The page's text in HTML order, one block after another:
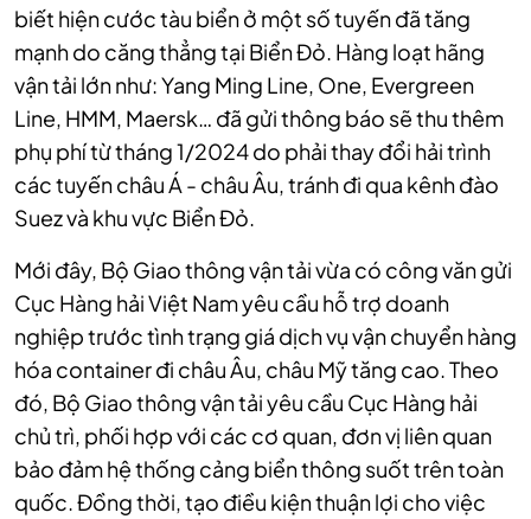
biết hiện cước tàu biển ở một số tuyến đã tăng
mạnh do căng thẳng tại Biển Đỏ. Hàng loạt hãng
vận tải lớn như: Yang Ming Line, One, Evergreen
Line, HMM, Maersk… đã gửi thông báo sẽ thu thêm
phụ phí từ tháng 1/2024 do phải thay đổi hải trình
các tuyến châu Á - châu Âu, tránh đi qua kênh đào
Suez và khu vực Biển Đỏ.
Mới đây, Bộ Giao thông vận tải vừa có công văn gửi
Cục Hàng hải Việt Nam yêu cầu hỗ trợ doanh
nghiệp trước tình trạng giá dịch vụ vận chuyển hàng
hóa container đi châu Âu, châu Mỹ tăng cao. Theo
đó, Bộ Giao thông vận tải yêu cầu Cục Hàng hải
chủ trì, phối hợp với các cơ quan, đơn vị liên quan
bảo đảm hệ thống cảng biển thông suốt trên toàn
quốc. Đồng thời, tạo điều kiện thuận lợi cho việc